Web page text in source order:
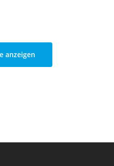
anzeigen